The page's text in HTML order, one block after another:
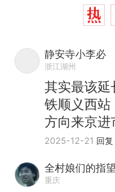
静安寺小李必
浙江湖州
其实最该延
铁顺义西站
方向来京进
2025-12-21 回复
全村娘们的指望
重庆